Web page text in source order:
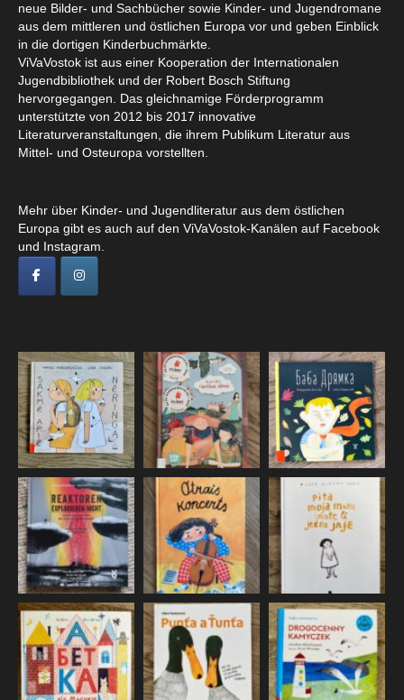
neue Bilder- und Sachbücher sowie Kinder- und Jugendromane
aus dem mittleren und östlichen Europa vor und geben Einblick
in die dortigen Kinderbuchmärkte.
ViVaVostok ist aus einer Kooperation der Internationalen
Jugendbibliothek und der Robert Bosch Stiftung
hervorgegangen. Das gleichnamige Förderprogramm
unterstützte von 2012 bis 2017 innovative
Literaturveranstaltungen, die ihrem Publikum Literatur aus
Mittel- und Osteuropa vorstellten.
Mehr über Kinder- und Jugendliteratur aus dem östlichen
Europa gibt es auch auf den ViVaVostok-Kanälen auf Facebook
und Instagram.